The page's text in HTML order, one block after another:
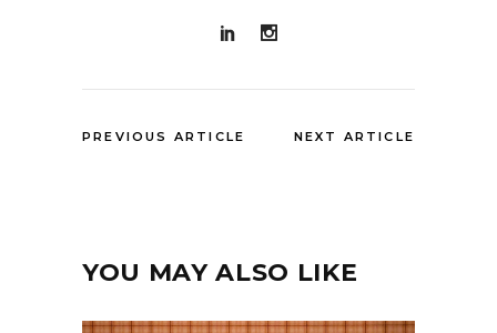
PREVIOUS ARTICLE NEXT ARTICLE
YOU MAY ALSO LIKE